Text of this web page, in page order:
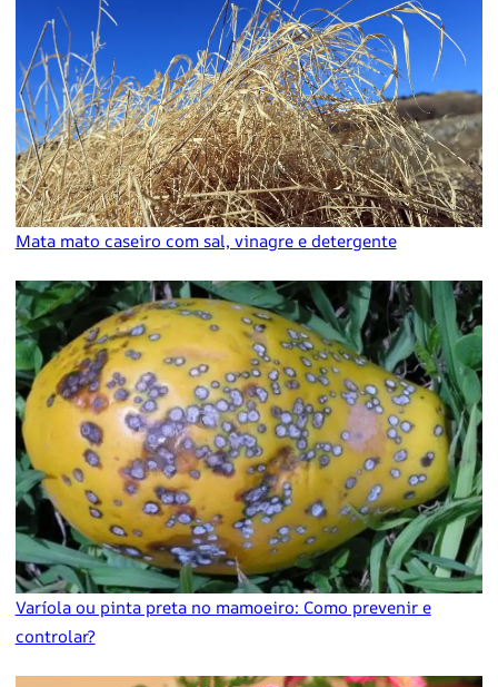
Mata mato caseiro com sal, vinagre e detergente
Varíola ou pinta preta no mamoeiro: Como prevenir e
controlar?